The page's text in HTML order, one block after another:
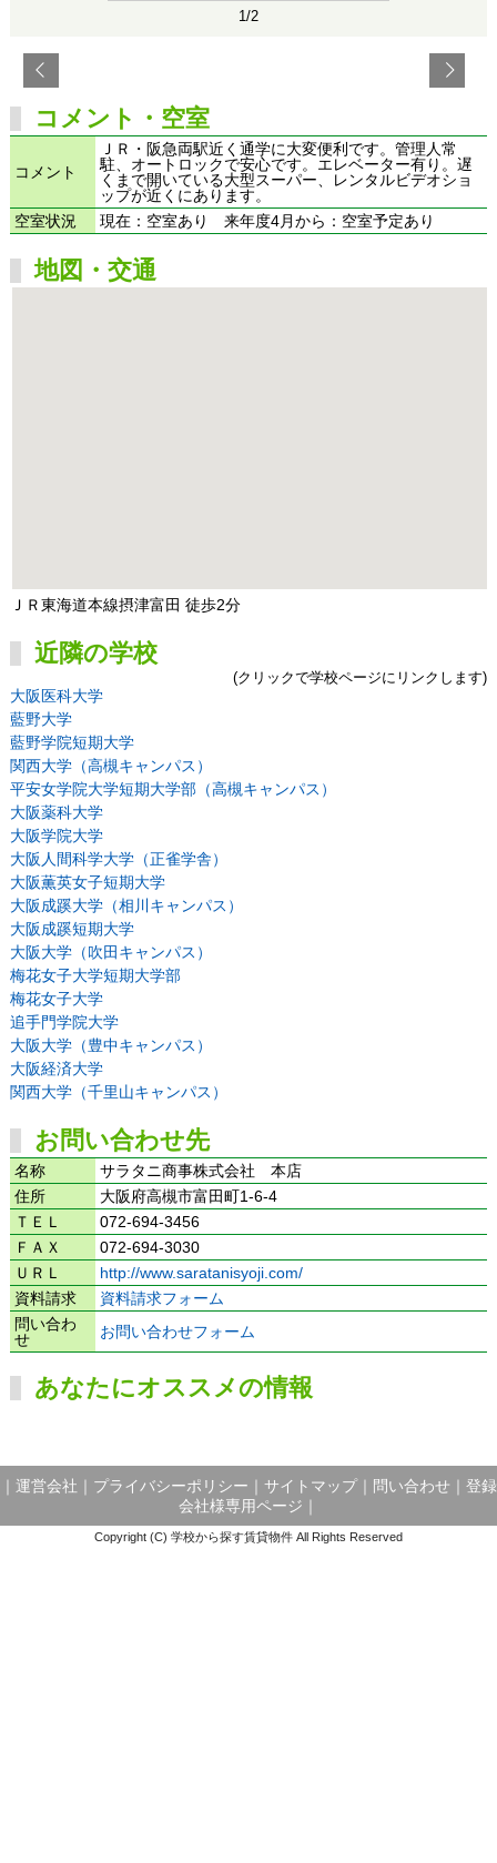
1/2
コメント・空室
コメント
ＪＲ・阪急両駅近く通学に大変便利です。管理人常
駐、オートロックで安心です。エレベーター有り。遅
くまで開いている大型スーパー、レンタルビデオショ
ップが近くにあります。
空室状況
現在：空室あり 来年度4月から：空室予定あり
地図・交通
ＪＲ東海道本線摂津富田 徒歩2分
近隣の学校
(クリックで学校ページにリンクします)
大阪医科大学
藍野大学
藍野学院短期大学
関西大学（高槻キャンパス）
平安女学院大学短期大学部（高槻キャンパス）
大阪薬科大学
大阪学院大学
大阪人間科学大学（正雀学舎）
大阪薫英女子短期大学
大阪成蹊大学（相川キャンパス）
大阪成蹊短期大学
大阪大学（吹田キャンパス）
梅花女子大学短期大学部
梅花女子大学
追手門学院大学
大阪大学（豊中キャンパス）
大阪経済大学
関西大学（千里山キャンパス）
お問い合わせ先
名称
サラタニ商事株式会社 本店
住所
大阪府高槻市富田町1-6-4
ＴＥＬ
072-694-3456
ＦＡＸ
072-694-3030
ＵＲＬ
http://www.saratanisyoji.com/
資料請求
資料請求フォーム
問い合わ
せ
お問い合わせフォーム
あなたにオススメの情報
運営会社 プライバシーポリシー サイトマップ｜ 問い合わせ
登録
会社様専用ページ
Copyright (C) 学校から探す賃貸物件 All Rights Reserved